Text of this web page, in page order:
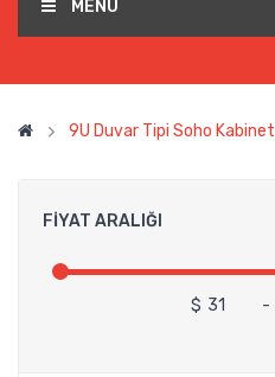
MENU
9U Duvar Tipi Soho Kabinet
FIYAT ARALIĞI
$ -